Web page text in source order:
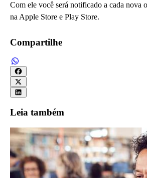
Com ele você será notificado a cada nova
na Apple Store e Play Store.
Compartilhe
Leia também